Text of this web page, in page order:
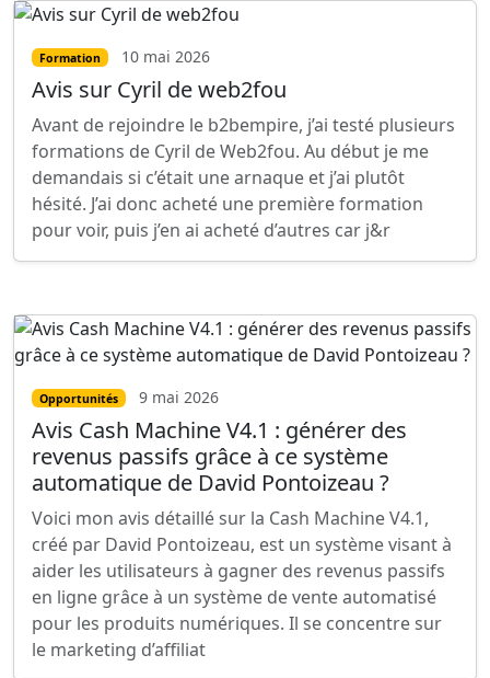
Formation 10 mai 2026
Avis sur Cyril de web2fou
Avant de rejoindre le b2bempire, j’ai testé plusieurs
formations de Cyril de Web2fou. Au début je me
demandais si c’était une arnaque et j’ai plutôt
hésité. J’ai donc acheté une première formation
pour voir, puis j’en ai acheté d’autres car j&r
Opportunités 9 mai 2026
Avis Cash Machine V4.1 : générer des
revenus passifs grâce à ce système
automatique de David Pontoizeau ?
Voici mon avis détaillé sur la Cash Machine V4.1,
créé par David Pontoizeau, est un système visant à
aider les utilisateurs à gagner des revenus passifs
en ligne grâce à un système de vente automatisé
pour les produits numériques. Il se concentre sur
le marketing d’affiliat